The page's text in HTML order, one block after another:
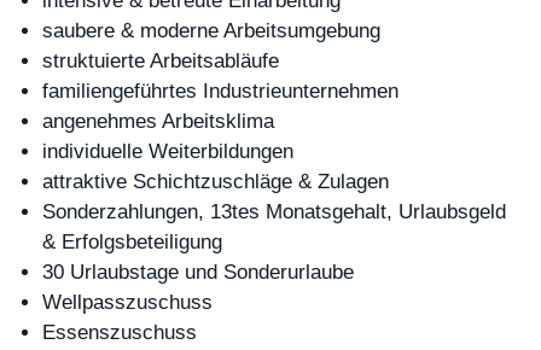
saubere & moderne Arbeitsumgebung
struktuierte Arbeitsabläufe
familiengeführtes Industrieunternehmen
angenehmes Arbeitsklima
individuelle Weiterbildungen
attraktive Schichtzuschläge & Zulagen
Sonderzahlungen, 13tes Monatsgehalt, Urlaubsgeld
& Erfolgsbeteiligung
30 Urlaubstage und Sonderurlaube
Wellpasszuschuss
Essenszuschuss